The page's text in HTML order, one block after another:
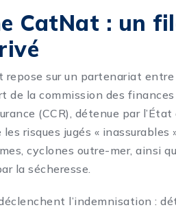
CatNat : un
repose sur un partenariat
de la commission des
(CCR), détenue par
risques jugés « inassurables
cyclones outre-mer, ainsi
la sécheresse.
l’indemnisation :